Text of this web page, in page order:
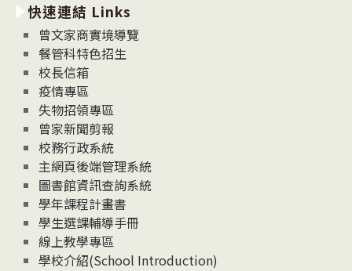
消
息
News
快速連結 Links
曾文家商實境導覽
餐管科特色招生
校長信箱
疫情專區
失物招領專區
曾家新聞剪報
校務行政系統
主網頁後端管理系統
圖書館資訊查詢系統
學年課程計畫書
學生選課輔導手冊
線上教學專區
學校介紹(School Introduction)